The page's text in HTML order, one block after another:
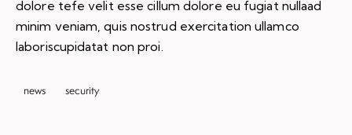
dolore tefe velit esse cillum dolore eu fugiat nullaad
minim veniam, quis nostrud exercitation ullamco
laboriscupidatat non proi.
news security